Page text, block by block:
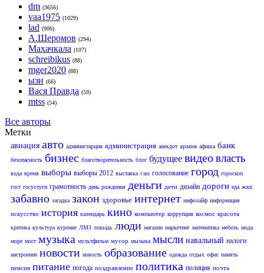
dm (3656)
vaa1975 (1029)
lad (906)
А.Шеромов (294)
Махачкала (107)
schreibikus (88)
mger2020 (88)
ызи (66)
Вася Правда (59)
mtss (54)
Все авторы
Метки
авиация авто администарция администрация анекдот армия афиша банк
безопасность бизнес благотворительность блог будущее видеовласть
вода время выборы выборы 2012 выставка гаи голосование город гороскоп
гост госуслуги грамотность день рождения деньги дети дизайн дороги еда жкх
забавно загадка закон здоровье интернет инфолайф информация
искусство история календарь кино компьютер коррупция космос красота
критика культура курение ЛМЗ лошадь люди магазин маркетинг математика мебель мода
море мост музыка мультфильм мусор мызыка мысли навальный налоги
настроение новости новость образование одежда отдых офис память
пенсия питание погода поздравление политика полиция почта